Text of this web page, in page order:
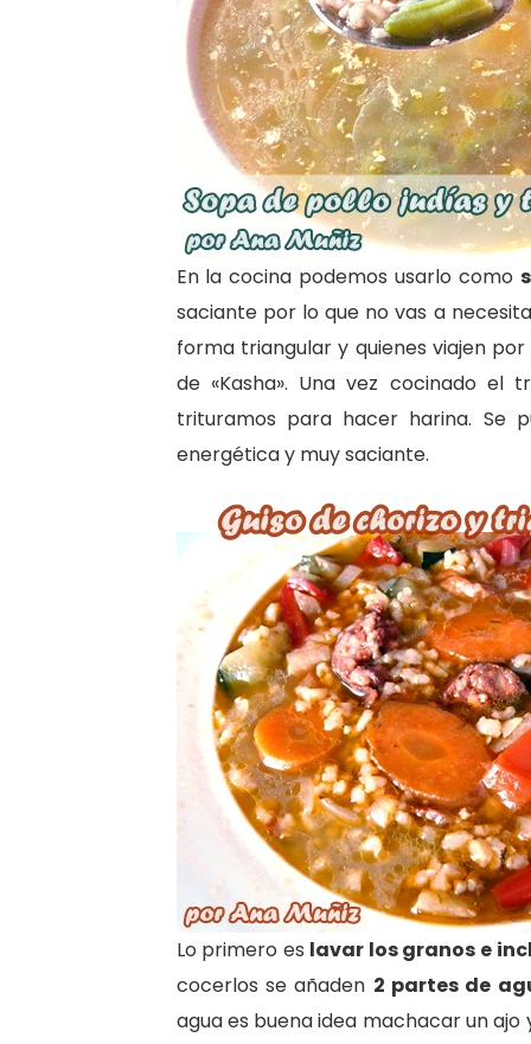
En la cocina podemos usarlo como
saciante por lo que no vas a
forma triangular y quienes viajen
de «Kasha». Una vez cocinado el
trituramos para hacer harina. Se
energética y muy saciante.
Lo primero es lavar los granos e
cocerlos se añaden 2 partes de
agua es buena idea machacar un